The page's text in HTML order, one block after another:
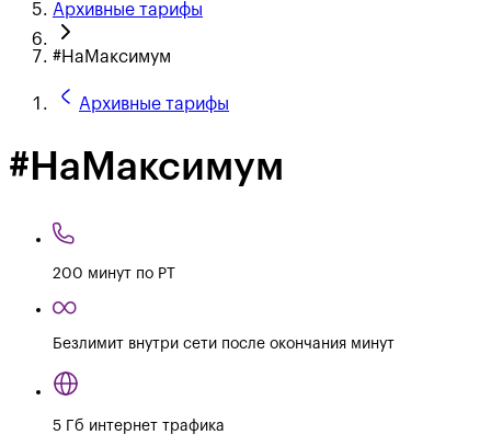
Архивные тарифы
#НаМаксимум
Архивные тарифы
#НаМаксимум
200 минут по РТ
Безлимит внутри сети после окончания минут
5 Гб интернет трафика